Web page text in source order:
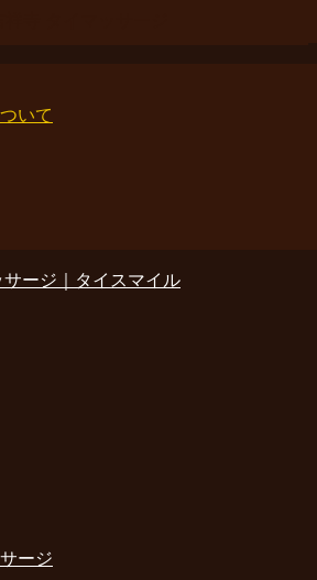
いて
サージ タイスマイル
ージ｜タイスマイル
ージ